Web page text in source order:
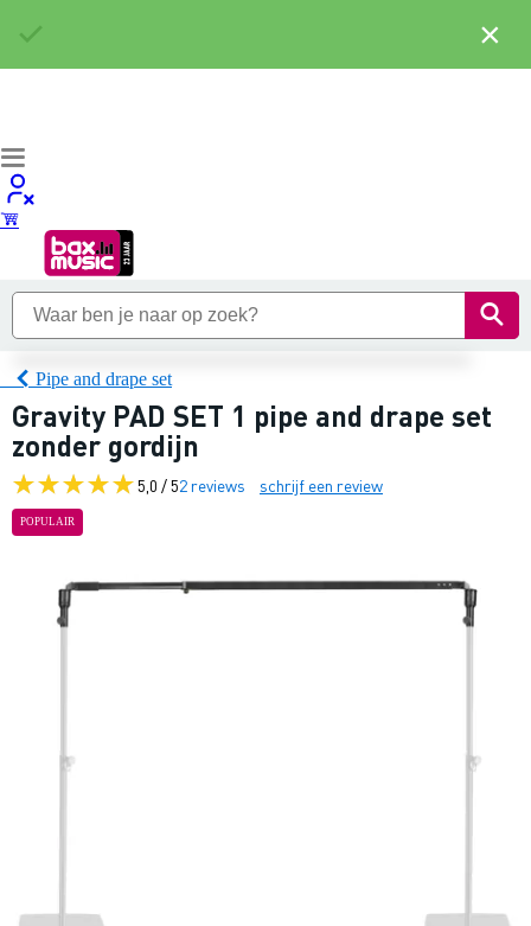
Pipe and drape set
Gravity PAD SET 1 pipe and drape set
zonder gordijn
5,0 / 52 reviews schrijf een review
POPULAIR
×